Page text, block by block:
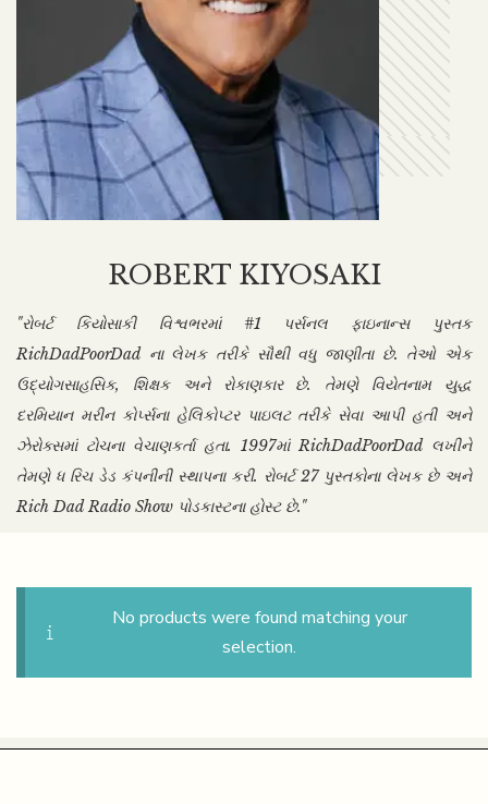
ROBERT KIYOSAKI
"રોબર્ટ કિયોસાકી વિશ્વભરમાં #1 પર્સનલ ફાઇનાન્સ પુસ્તક
RichDadPoorDad ના લેખક તરીકે સૌથી વધુ જાણીતા છે. તેઓ એક
ઉદ્યોગસાહસિક, શિક્ષક અને રોકાણકાર છે. તેમણે વિયેતનામ યુદ્ધ
દરમિયાન મરીન કોર્પ્સના હેલિકોપ્ટર પાઇલટ તરીકે સેવા આપી હતી અને
ઝેરોક્સમાં ટોચના વેચાણકર્તા હતા. 1997માં RichDadPoorDad લખીને
તેમણે ધ રિચ ડેડ કંપનીની સ્થાપના કરી. રોબર્ટ 27 પુસ્તકોના લેખક છે અને
Rich Dad Radio Show પોડકાસ્ટના હોસ્ટ છે."
No products were found matching your
selection.